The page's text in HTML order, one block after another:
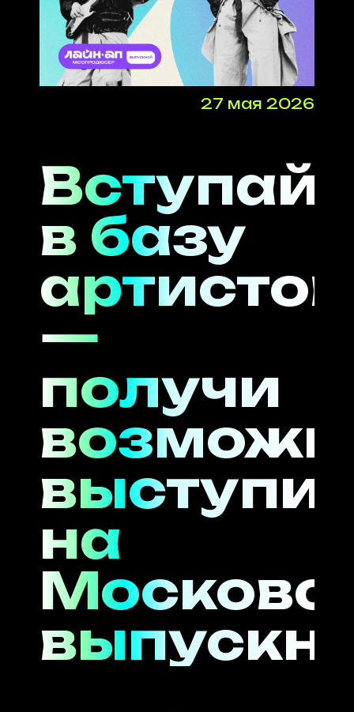
27 мая 2026
Вступай
в базу
артистов
—
получи
на